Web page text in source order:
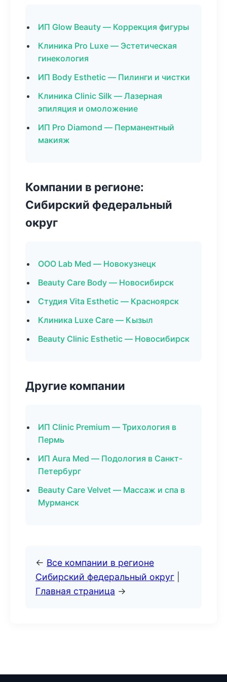
ИП Glow Beauty — Коррекция фигуры
Клиника Pro Luxe — Эстетическая
гинекология
ИП Body Esthetic — Пилинги и чистки
Клиника Clinic Silk — Лазерная
эпиляция и омоложение
ИП Pro Diamond — Перманентный
макияж
Компании в регионе:
Сибирский федеральный
округ
ООО Lab Med — Новокузнецк
Beauty Care Body — Новосибирск
Студия Vita Esthetic — Красноярск
Клиника Luxe Care — Кызыл
Beauty Clinic Esthetic — Новосибирск
Другие компании
ИП Clinic Premium — Трихология в
Пермь
ИП Aura Med — Подология в Санкт-
Петербург
Beauty Care Velvet — Массаж и спа в
Мурманск
← Все компании в регионе
Сибирский федеральный округ
Главная страница →